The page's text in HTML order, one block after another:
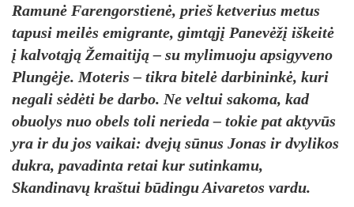
Ramunė Farengorstienė, prieš ketverius metus
tapusi meilės emigrante, gimtąjį Panevėžį iškeitė
į kalvotąją Žemaitiją – su mylimuoju apsigyveno
Plungėje. Moteris – tikra bitelė darbininkė, kuri
negali sėdėti be darbo. Ne veltui sakoma, kad
obuolys nuo obels toli nerieda – tokie pat aktyvūs
yra ir du jos vaikai: dvejų sūnus Jonas ir dvylikos
dukra, pavadinta retai kur sutinkamu,
Skandinavų kraštui būdingu Aivaretos vardu.